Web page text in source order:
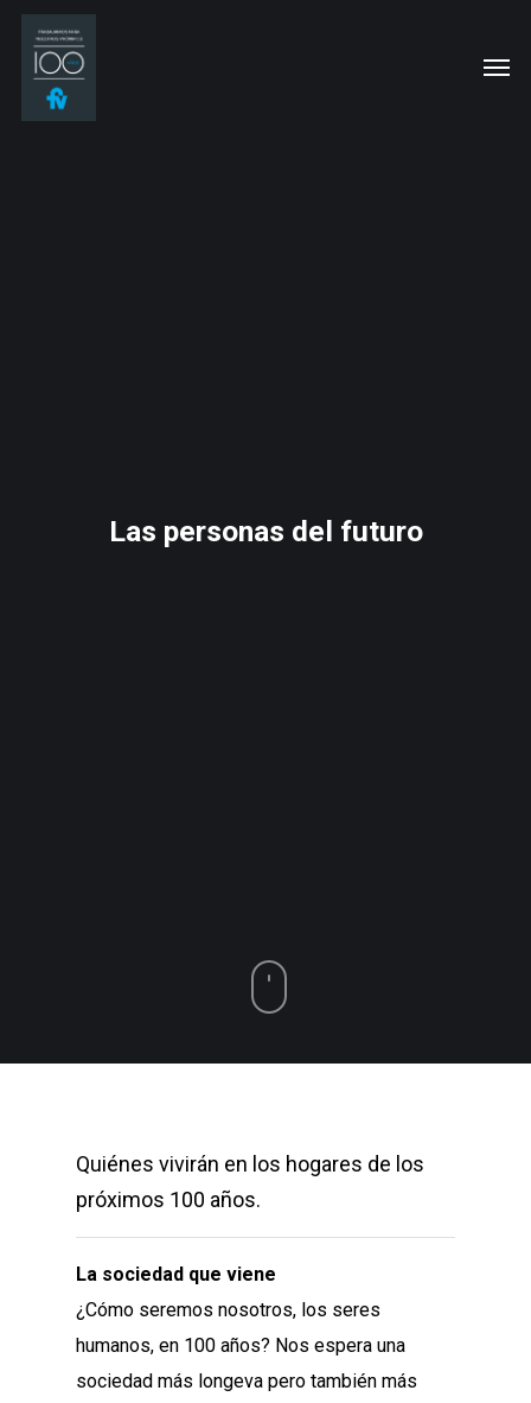
Las personas del futuro
Quiénes vivirán en los hogares de los
próximos 100 años.
La sociedad que viene
¿Cómo seremos nosotros, los seres
humanos, en 100 años? Nos espera una
sociedad más longeva pero también más